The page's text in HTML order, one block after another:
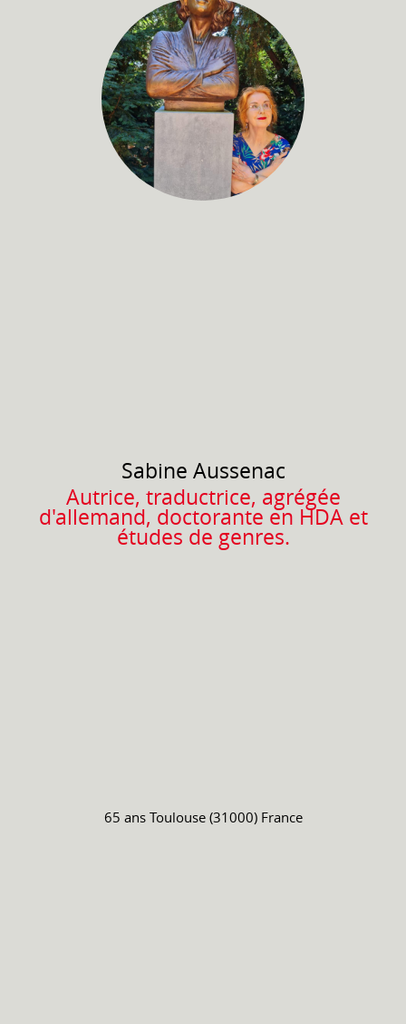
Sabine Aussenac
Autrice, traductrice, agrégée
d'allemand, doctorante en HDA et
études de genres.
65 ans Toulouse (31000) France